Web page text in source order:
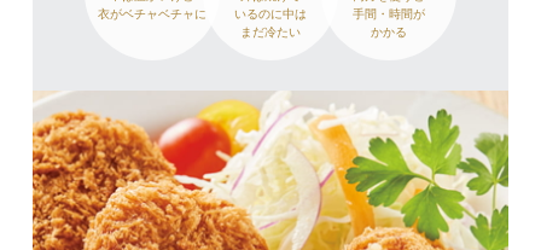
衣がベチャベチャに
いるのに中は
まだ冷たい
手間・時間が
かかる